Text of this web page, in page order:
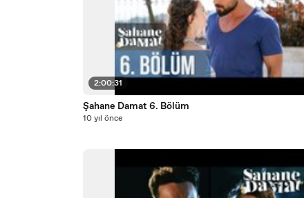
2:00:31
Şahane Damat 6. Bölüm
10 yıl önce